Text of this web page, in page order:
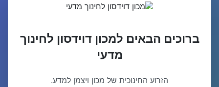
ברוכים הבאים למכון דוידסון לחינוך
מדעי
הזרוע החינוכית של מכון ויצמן למדע.